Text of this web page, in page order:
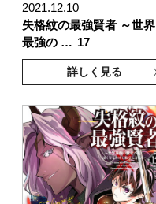
2021.12.10
失格紋の最強賢者 ～世界
最強の … 17
詳しく見る